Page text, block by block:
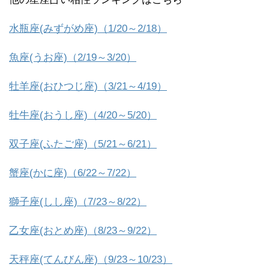
水瓶座(みずがめ座)（1/20～2/18）
魚座(うお座)（2/19～3/20）
牡羊座(おひつじ座)（3/21～4/19）
牡牛座(おうし座)（4/20～5/20）
双子座(ふたご座)（5/21～6/21）
蟹座(かに座)（6/22～7/22）
獅子座(しし座)（7/23～8/22）
乙女座(おとめ座)（8/23～9/22）
天秤座(てんびん座)（9/23～10/23）